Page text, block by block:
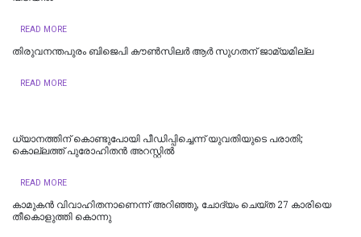
READ MORE
തിരുവനന്തപുരം ബിജെപി കൗൺസിലർ ആർ സുഗതന് ജാമ്യമില്ല
READ MORE
ധ്യാനത്തിന് കൊണ്ടുപോയി പീഡിപ്പിച്ചെന്ന് യുവതിയുടെ പരാതി;
കൊല്ലത്ത് പുരോഹിതന്‍ അറസ്റ്റില്‍
READ MORE
കാമുകൻ വിവാഹിതനാണെന്ന് അറിഞ്ഞു, ചോദ്യം ചെയ്ത 27 കാരിയെ
തീകൊളുത്തി കൊന്നു